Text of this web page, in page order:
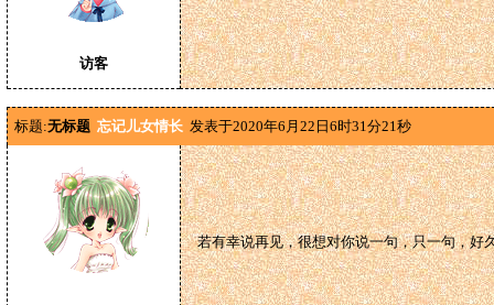
访客
标题:无标题 忘记儿女情长 发表于2020年6月22日6时31分21秒
若有幸说再见，很想对你说一句，只一句，好